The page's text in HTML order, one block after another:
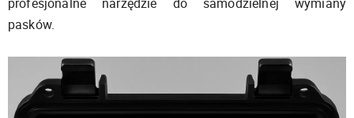
pasków.